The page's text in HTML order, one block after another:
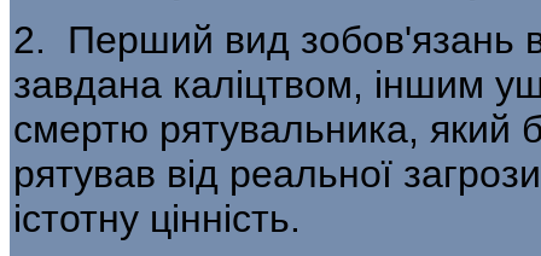
2. Перший вид зобов'язань
завдана каліцтвом, іншим
смертю рятувальника, який
рятував від реальної
істотну цінність.